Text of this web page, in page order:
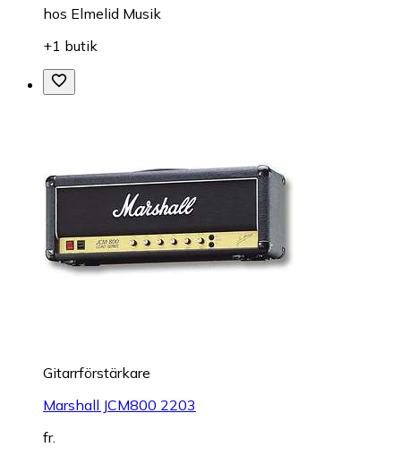
hos Elmelid Musik
+1 butik
Gitarrförstärkare
Marshall JCM800 2203
fr.